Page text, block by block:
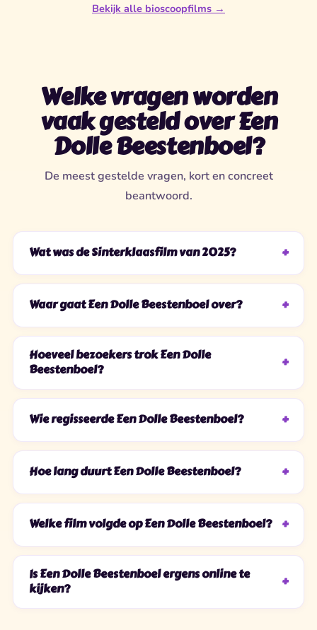
Bekijk alle bioscoopfilms →
Welke vragen worden
vaak gesteld over Een
Dolle Beestenboel?
De meest gestelde vragen, kort en concreet
beantwoord.
Wat was de Sinterklaasfilm van 2025?
Waar gaat Een Dolle Beestenboel over?
Hoeveel bezoekers trok Een Dolle
Beestenboel?
Wie regisseerde Een Dolle Beestenboel?
Hoe lang duurt Een Dolle Beestenboel?
Welke film volgde op Een Dolle Beestenboel?
Is Een Dolle Beestenboel ergens online te
kijken?